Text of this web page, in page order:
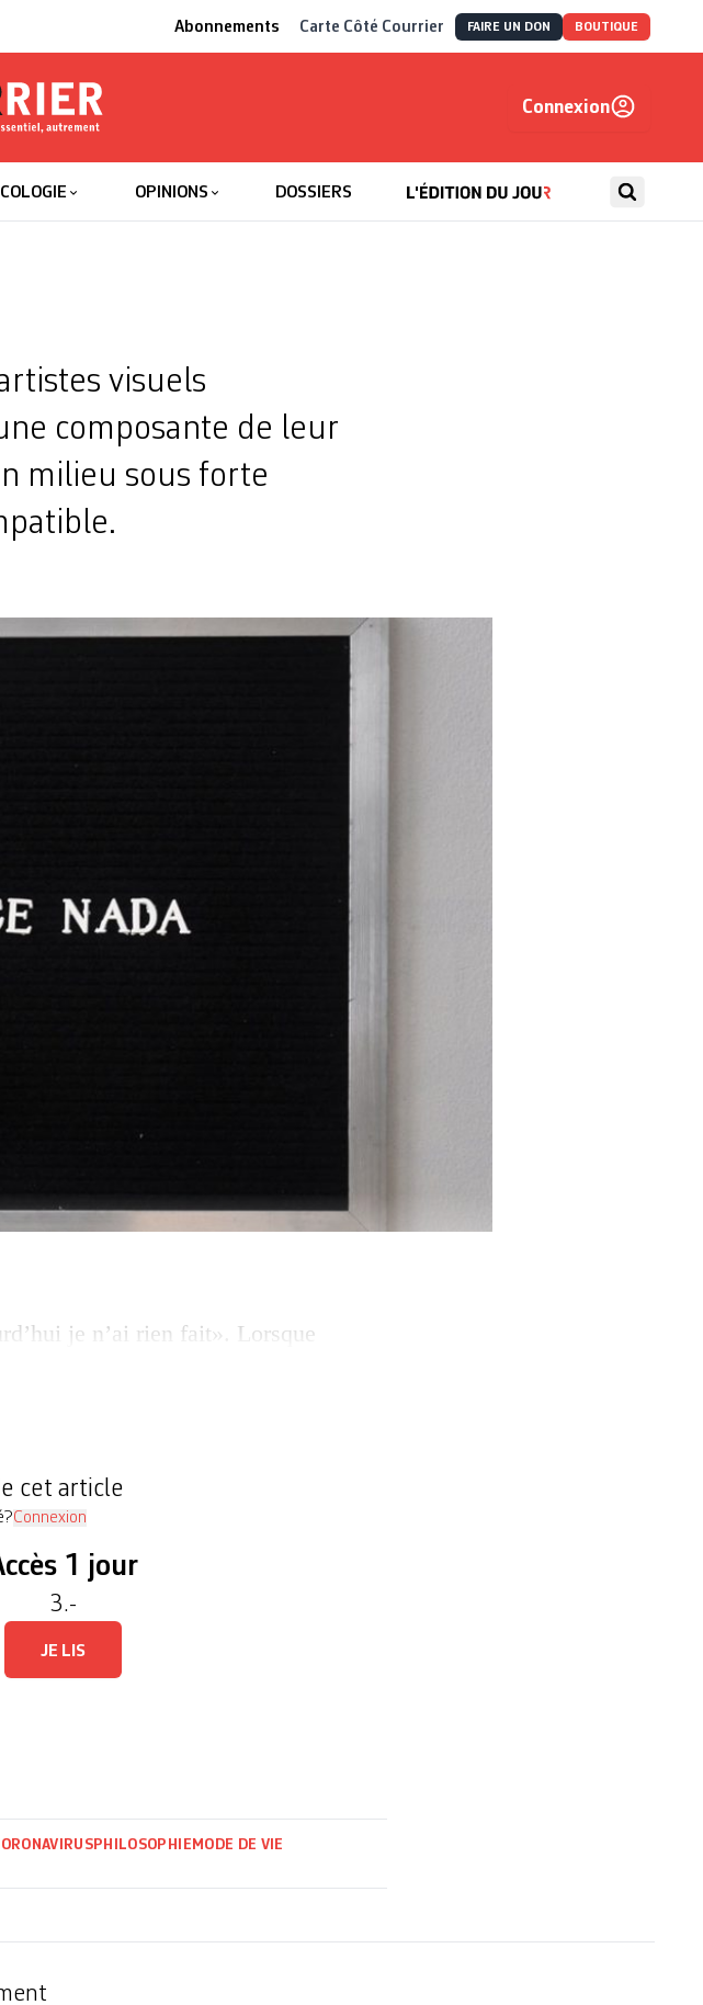
Abonnements Carte Côté Courrier FAIRE UN DON BOUTIQUE
Connexion
OPINIONS DOSSIERS
visuels
­composante de leur
milieu sous forte
je n’ai rien fait». Lorsque
cet article
Connexion
1 jour
3.-
JE LIS
PHILOSOPHIE MODE DE VIE